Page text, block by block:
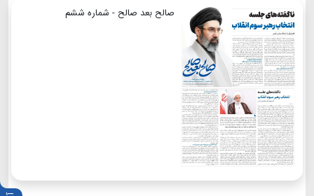
صالح بعد صالح - شماره ششم